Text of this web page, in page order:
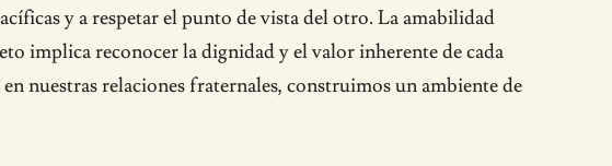
y a respetar el punto de vista del otro. La amabilidad
implica reconocer la dignidad y el valor inherente de cada
nuestras relaciones fraternales, construimos un ambiente de